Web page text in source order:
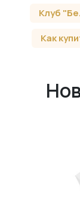
Клуб
Как